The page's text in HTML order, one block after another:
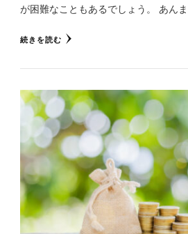
が困難なこともあるでしょう。 あん
続きを読む